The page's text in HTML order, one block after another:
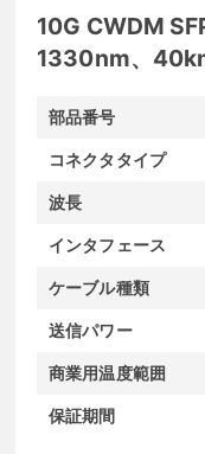
10G CWDM
1330nm、
部品番号
コネクタタイプ
波長
インタフェース
ケーブル種類
送信パワー
商業用温度範囲
保証期間